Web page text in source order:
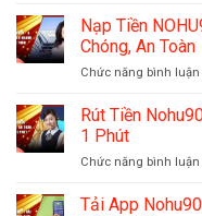
Nạp Tiền
Chóng, An Toàn
Chức năng bình luận
Rút Tiền
1 Phút
Chức năng bình luận
Tải App